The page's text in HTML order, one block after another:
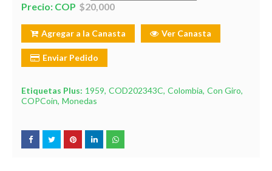
Precio: COP $20,000
Agregar a la Canasta Ver Canasta
Enviar Pedido
Etiquetas Plus: 1959 COD202343C Colombia Con Giro
COPCoin Monedas